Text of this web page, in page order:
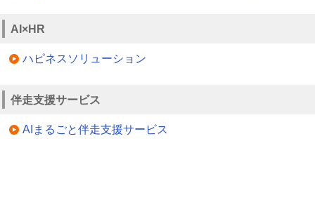
AI×HR
ハピネスソリューション
伴走支援サービス
AIまるごと伴走支援サービス